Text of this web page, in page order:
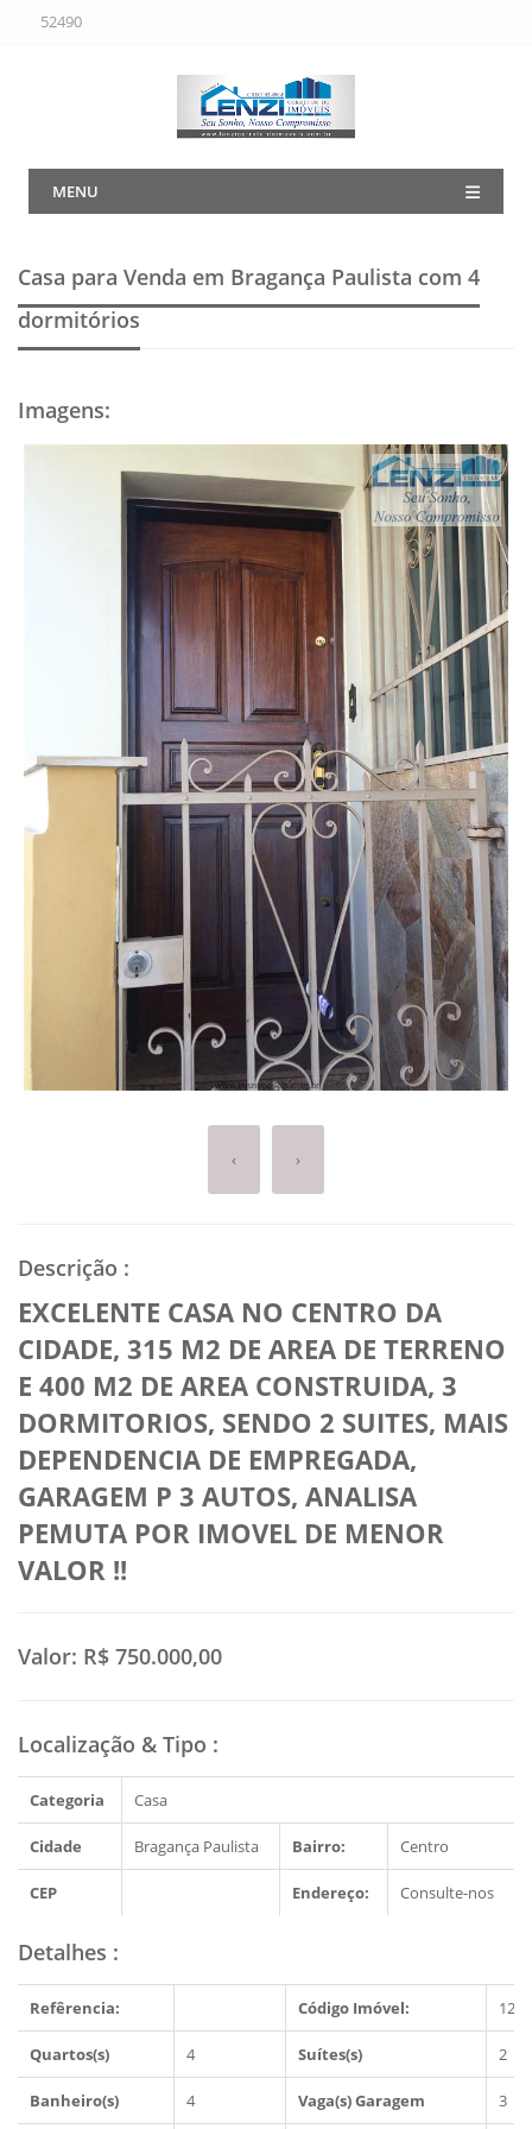
52490
MENU
Casa para Venda em Bragança Paulista com 4
dormitórios
Imagens:
‹ ›
Descrição :
EXCELENTE CASA NO CENTRO DA
CIDADE, 315 M2 DE AREA DE TERRENO
E 400 M2 DE AREA CONSTRUIDA, 3
DORMITORIOS, SENDO 2 SUITES, MAIS
DEPENDENCIA DE EMPREGADA,
GARAGEM P 3 AUTOS, ANALISA
PEMUTA POR IMOVEL DE MENOR
VALOR !!
Valor: R$ 750.000,00
Localização & Tipo :
Categoria Casa
Cidade Bragança Paulista Bairro: Centro
CEP Endereço: Consulte-nos
Detalhes :
Refêrencia: Código Imóvel:
Quartos(s) 4 Suítes(s) 2
Banheiro(s) 4 Vaga(s) Garagem 3